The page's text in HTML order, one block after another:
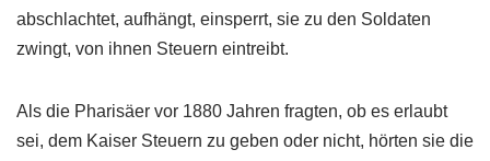
abschlachtet, aufhängt, einsperrt, sie zu den Soldaten
zwingt, von ihnen Steuern eintreibt.
Als die Pharisäer vor 1880 Jahren fragten, ob es erlaubt
sei, dem Kaiser Steuern zu geben oder nicht, hörten sie die